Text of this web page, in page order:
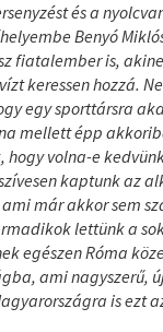
és a
Benyó
fiatalember is,
keressen hozzá.
egy sporttársra
mellett épp
volna-e
kaptunk az
már akkor sem
lettünk a
egészen Róma
ami nagyszerű,
is ezt